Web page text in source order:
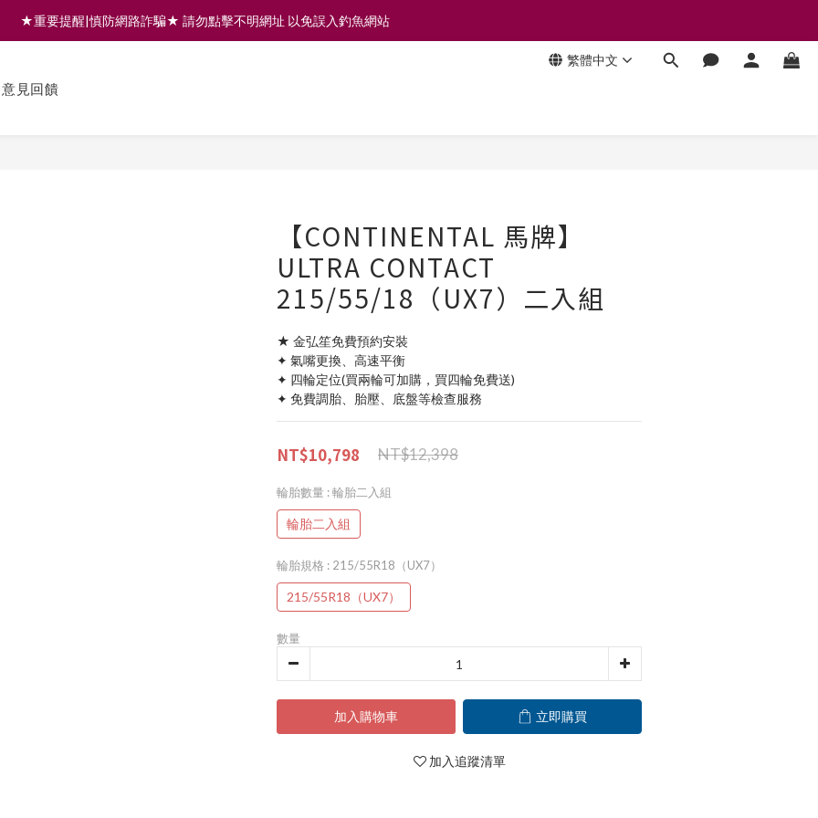
註冊會員享200元購物金 | 全館滿999免運 | 可門市取貨/安裝
★重要提醒|慎防網路詐騙★ 請勿點擊不明網址 以免誤入釣魚網站
繁體中文
意見回饋
【CONTINENTAL 馬牌】
ULTRA CONTACT
215/55/18（UX7）二入組
★ 金弘笙免費預約安裝
✦ 氣嘴更換、高速平衡
✦ 四輪定位(買兩輪可加購，買四輪免費送)
✦ 免費調胎、胎壓、底盤等檢查服務
NT$12,398
NT$10,798
輪胎數量 : 輪胎二入組
輪胎二入組
輪胎規格 : 215/55R18（UX7）
215/55R18（UX7）
數量
加入購物車 立即購買
加入追蹤清單